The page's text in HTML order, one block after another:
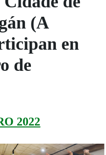
(A
en
de
2022